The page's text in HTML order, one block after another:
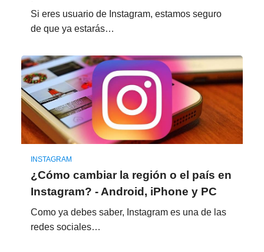
Si eres usuario de Instagram, estamos seguro
de que ya estarás…
INSTAGRAM
¿Cómo cambiar la región o el país en
Instagram? - Android, iPhone y PC
Como ya debes saber, Instagram es una de las
redes sociales…